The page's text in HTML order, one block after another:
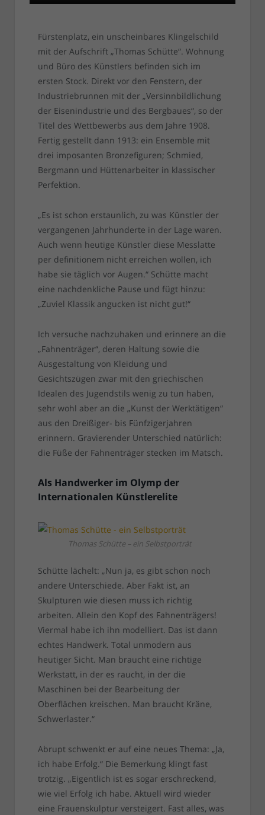
Fürstenplatz, ein unscheinbares Klingelschild
mit der Aufschrift „Thomas Schütte“. Wohnung
und Büro des Künstlers befinden sich im
ersten Stock. Direkt vor den Fenstern, der
Industriebrunnen mit der „Versinnbildlichung
der Eisenindustrie und des Bergbaues“, so der
Titel des Wettbewerbs aus dem Jahre 1908.
Fertig gestellt dann 1913: ein Ensemble mit
drei imposanten Bronzefiguren; Schmied,
Bergmann und Hüttenarbeiter in klassischer
Perfektion.
„Es ist schon erstaunlich, zu was Künstler der
vergangenen Jahrhunderte in der Lage waren.
Auch wenn heutige Künstler diese Messlatte
per definitionem nicht erreichen wollen, ich
habe sie täglich vor Augen.“ Schütte macht
eine nachdenkliche Pause und fügt hinzu:
„Zuviel Klassik angucken ist nicht gut!“
Ich versuche nachzuhaken und erinnere an die
„Fahnenträger“, deren Haltung sowie die
Ausgestaltung von Kleidung und
Gesichtszügen zwar mit den griechischen
Idealen des Jugendstils wenig zu tun haben,
sehr wohl aber an die „Kunst der Werktätigen“
aus den Dreißiger- bis Fünfzigerjahren
erinnern. Gravierender Unterschied natürlich:
die Füße der Fahnenträger stecken im Matsch.
Als Handwerker im Olymp der
Internationalen Künstlerelite
Thomas Schütte – ein Selbstporträt
Schütte lächelt: „Nun ja, es gibt schon noch
andere Unterschiede. Aber Fakt ist, an
Skulpturen wie diesen muss ich richtig
arbeiten. Allein den Kopf des Fahnenträgers!
Viermal habe ich ihn modelliert. Das ist dann
echtes Handwerk. Total unmodern aus
heutiger Sicht. Man braucht eine richtige
Werkstatt, in der es raucht, in der die
Maschinen bei der Bearbeitung der
Oberflächen kreischen. Man braucht Kräne,
Schwerlaster.“
Abrupt schwenkt er auf eine neues Thema: „Ja,
ich habe Erfolg.“ Die Bemerkung klingt fast
trotzig. „Eigentlich ist es sogar erschreckend,
wie viel Erfolg ich habe. Aktuell wird wieder
eine Frauenskulptur versteigert. Fast alles, was